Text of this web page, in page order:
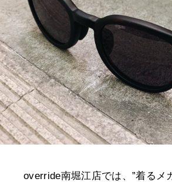
override南堀江店では、”着るメ